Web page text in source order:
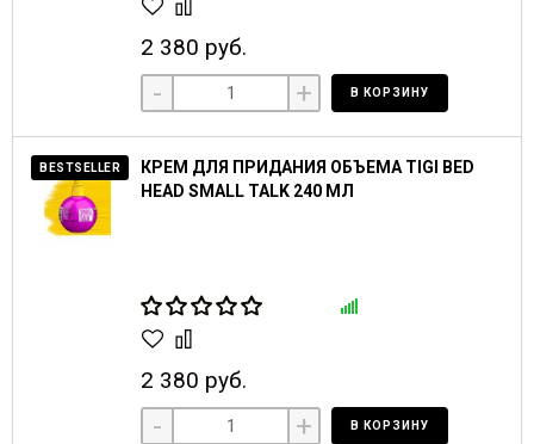
2 380 руб.
- + В КОРЗИНУ
BESTSELLER
КРЕМ ДЛЯ ПРИДАНИЯ ОБЪЕМА TIGI BED
HEAD SMALL TALK 240 МЛ
2 380 руб.
- + В КОРЗИНУ